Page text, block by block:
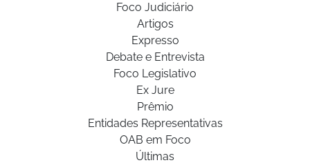
Foco Judiciário
Artigos
Expresso
Debate e Entrevista
Foco Legislativo
Ex Jure
Prêmio
Entidades Representativas
OAB em Foco
Últimas